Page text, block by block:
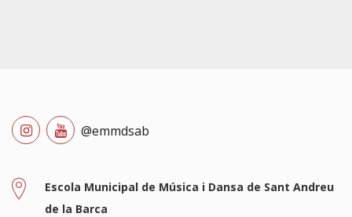
@emmdsab
Escola Municipal de Música i Dansa de Sant Andreu
de la Barca